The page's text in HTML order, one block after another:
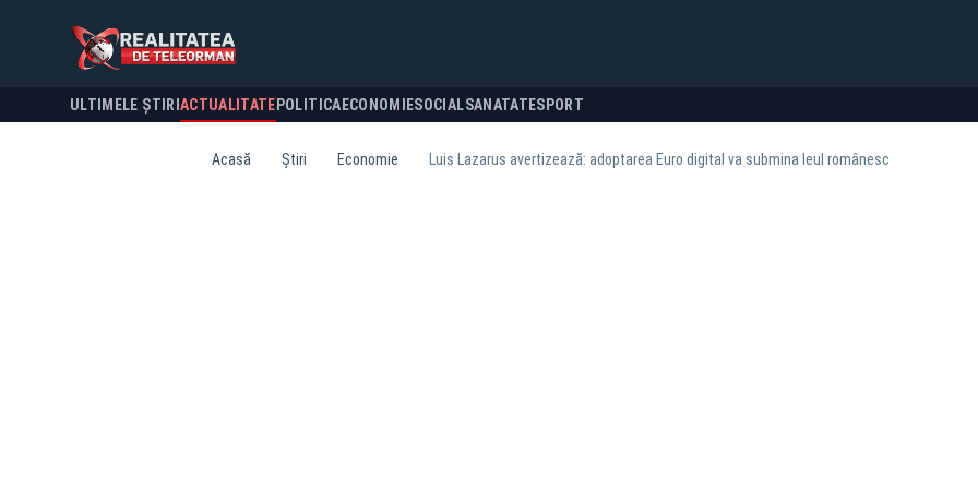
ULTIMELE ȘTIRI ACTUALITATE POLITICA ECONOMIESOCIALSANATATESPORT
Acasă Știri Economie Luis Lazarus avertizează: adoptarea Euro digital va submina leul românesc